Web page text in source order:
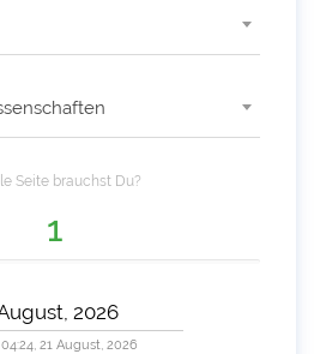
Seite brauchst Du?
21 August, 2026